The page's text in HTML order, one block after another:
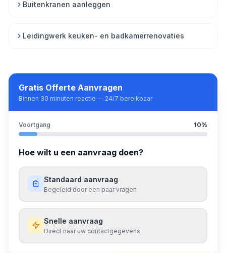
Buitenkranen aanleggen
Leidingwerk keuken- en badkamerrenovaties
Gratis Offerte Aanvragen
Binnen 30 minuten reactie — 24/7 bereikbaar
Voortgang 10%
Hoe wilt u een aanvraag doen?
Standaard aanvraag
Begeleid door een paar vragen
Snelle aanvraag
Direct naar uw contactgegevens